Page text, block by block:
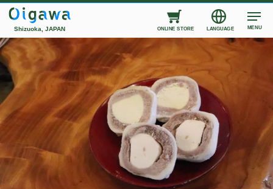
Shizuoka, JAPAN ONLINE STORE LANGUAGE MENU